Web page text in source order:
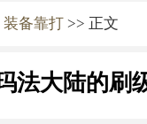
装备靠打 >> 正文
法大陆的刷